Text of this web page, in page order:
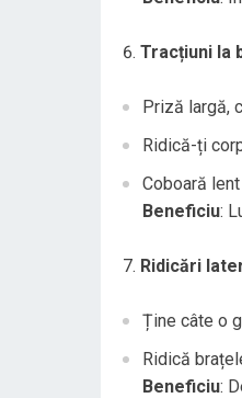
Tracțiuni la
Priză largă,
Ridică-ți
Coboară
Beneficiu:
Ridicări
Ține câte o
Ridică
Beneficiu: